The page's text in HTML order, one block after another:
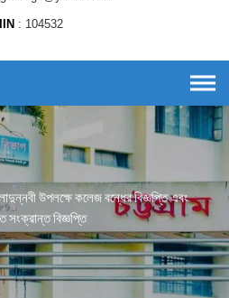
104532
উপলক্ষে কলেজ বন্ধের বিজ্ঞপ্তি এবং
সংক্রান্ত বিজ্ঞপ্তি